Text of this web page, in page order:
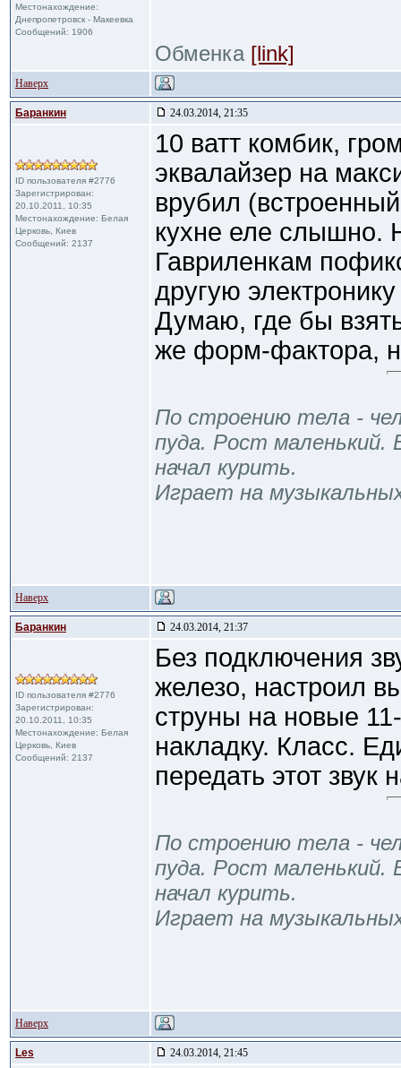
Местонахождение:
Днепропетровск - Макеевка
Сообщений: 1906
Обменка [link]
Наверх
Баранкин 24.03.2014, 21:35
ID пользователя #2776
Зарегистрирован:
20.10.2011, 10:35
Местонахождение: Белая
Церковь, Киев
Сообщений: 2137
10 ватт комбик,
эквалайзер на
врубил
кухне еле слышно.
Гавриленкам
другую
Думаю, где бы
же форм-фактора,
По строению тела -
пуда. Рост маленький.
начал курить.
Играет на
Наверх
Баранкин 24.03.2014, 21:37
ID пользователя #2776
Зарегистрирован:
20.10.2011, 10:35
Местонахождение: Белая
Церковь, Киев
Сообщений: 2137
Без подключения
железо, настроил
струны на новые
накладку. Класс.
передать этот звук
По строению тела -
пуда. Рост маленький.
начал курить.
Играет на
Наверх
Les 24.03.2014, 21:45